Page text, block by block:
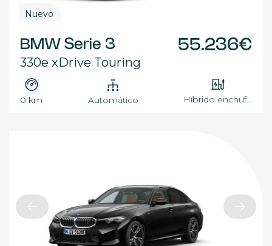
Nuevo
BMW Serie 3
330e xDrive Touring
55.236€
0 km Automático Híbrido enchuf...